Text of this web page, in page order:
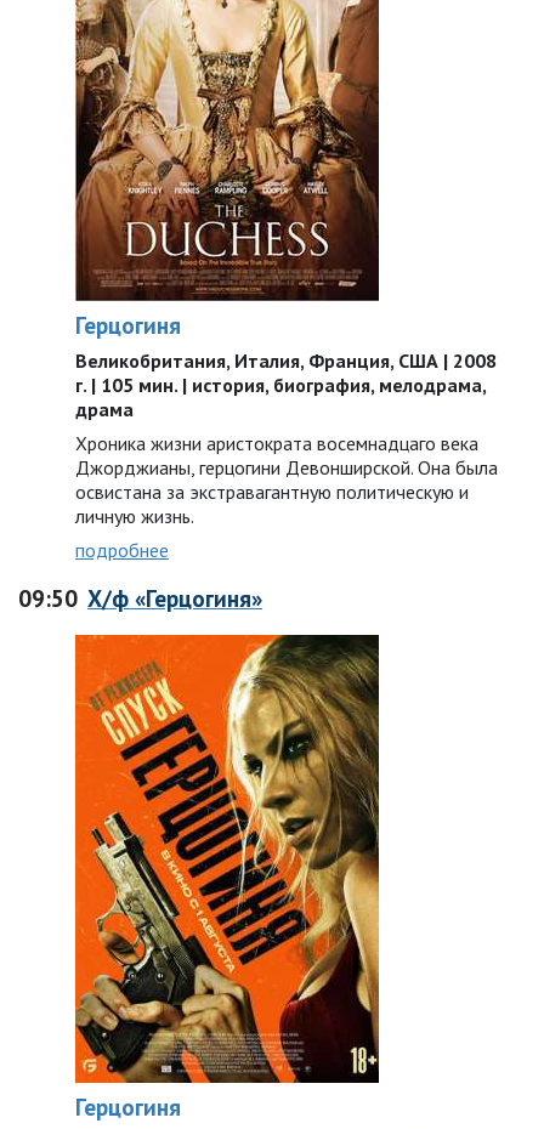
Герцогиня
Великобритания, Италия, Франция, США | 2008
г. | 105 мин. | история, биография, мелодрама,
драма
Хроника жизни аристократа восемнадцаго века
Джорджианы, герцогини Девонширской. Она была
освистана за экстравагантную политическую и
личную жизнь.
подробнее
09:50 Х/ф «Герцогиня»
Герцогиня